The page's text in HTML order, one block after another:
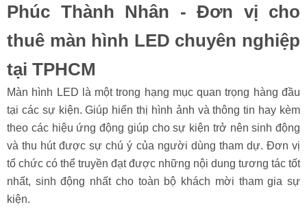
Phúc Thành Nhân - Đơn vị cho
thuê màn hình LED chuyên nghiệp
tại TPHCM
Màn hình LED là một trong hạng mục quan trọng hàng đầu
tại các sự kiện. Giúp hiển thị hình ảnh và thông tin hay kèm
theo các hiệu ứng động giúp cho sự kiện trở nên sinh động
và thu hút được sự chú ý của người dùng tham dự. Đơn vị
tổ chức có thể truyền đạt được những nội dung tương tác tốt
nhất, sinh động nhất cho toàn bộ khách mời tham gia sự
kiện.